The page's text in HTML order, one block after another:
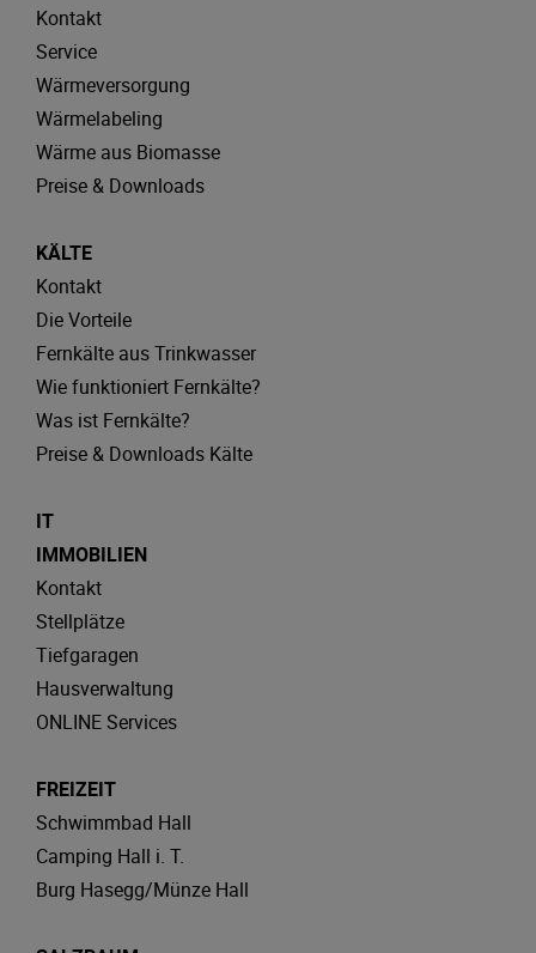
Kontakt
Service
Wärmeversorgung
Wärmelabeling
Wärme aus Biomasse
Preise & Downloads
KÄLTE
Kontakt
Die Vorteile
Fernkälte aus Trinkwasser
Wie funktioniert Fernkälte?
Was ist Fernkälte?
Preise & Downloads Kälte
IT
IMMOBILIEN
Kontakt
Stellplätze
Tiefgaragen
Hausverwaltung
ONLINE Services
FREIZEIT
Schwimmbad Hall
Camping Hall i. T.
Burg Hasegg/Münze Hall